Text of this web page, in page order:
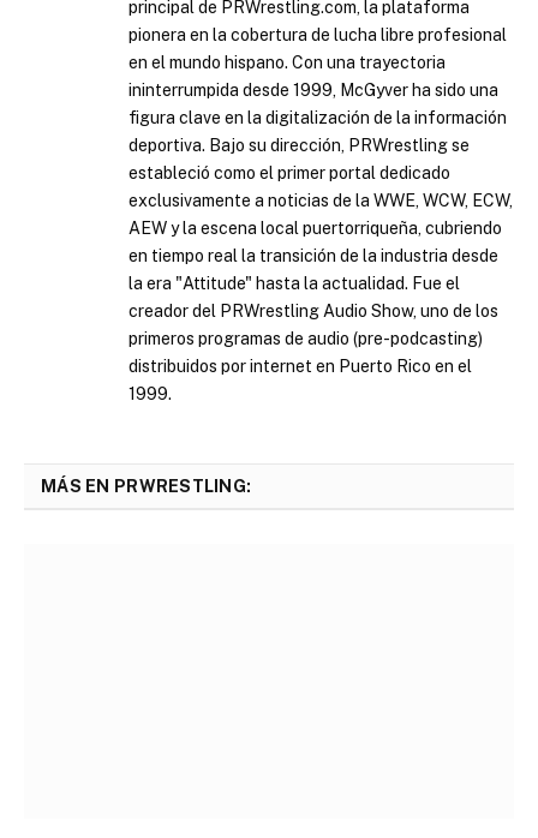
principal de PRWrestling.com, la plataforma
pionera en la cobertura de lucha libre profesional
en el mundo hispano. Con una trayectoria
ininterrumpida desde 1999, McGyver ha sido una
figura clave en la digitalización de la información
deportiva. Bajo su dirección, PRWrestling se
estableció como el primer portal dedicado
exclusivamente a noticias de la WWE, WCW, ECW,
AEW y la escena local puertorriqueña, cubriendo
en tiempo real la transición de la industria desde
la era "Attitude" hasta la actualidad. Fue el
creador del PRWrestling Audio Show, uno de los
primeros programas de audio (pre-podcasting)
distribuidos por internet en Puerto Rico en el
1999.
MÁS EN PRWRESTLING: